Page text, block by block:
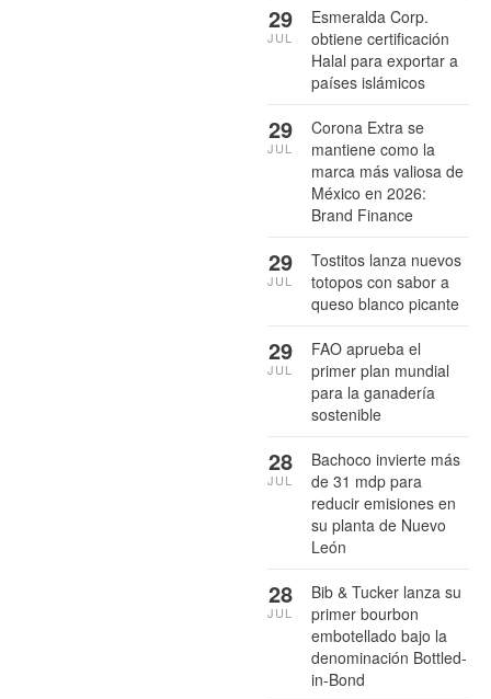
Esmeralda Corp.
obtiene certificación
Halal para exportar a
países islámicos
29
JUL
Corona Extra se
mantiene como la
marca más valiosa de
México en 2026:
Brand Finance
29
JUL
Tostitos lanza nuevos
totopos con sabor a
queso blanco picante
29
JUL
FAO aprueba el
primer plan mundial
para la ganadería
sostenible
29
JUL
Bachoco invierte más
de 31 mdp para
reducir emisiones en
su planta de Nuevo
León
28
JUL
Bib & Tucker lanza su
primer bourbon
embotellado bajo la
denominación Bottled-
in-Bond
28
JUL